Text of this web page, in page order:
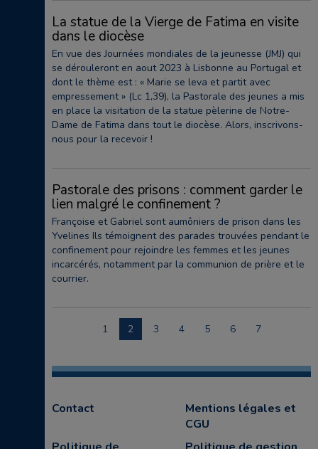
La statue de la Vierge de Fatima en visite
dans le diocèse
En vue des Journées mondiales de la jeunesse (JMJ) qui
se dérouleront en aout 2023 à Lisbonne au Portugal et
dont le thème est : « Marie se leva et partit avec
empressement » (Lc 1,39), la Pastorale des jeunes a mis
en place la visitation de la statue pèlerine de Notre-
Dame de Fatima dans tout le diocèse. Alors, inscrivons-
nous pour la recevoir !
Pastorale des prisons : comment garder le
lien malgré le confinement ?
Françoise et Gabriel sont aumôniers de prison dans les
Yvelines Ils témoignent des parades trouvées pendant le
confinement pour rejoindre les femmes et les jeunes
incarcérés, notamment par la communion de prière et le
courrier.
1 2 3 4 5 6 7
Contact
Mentions légales et
CGU